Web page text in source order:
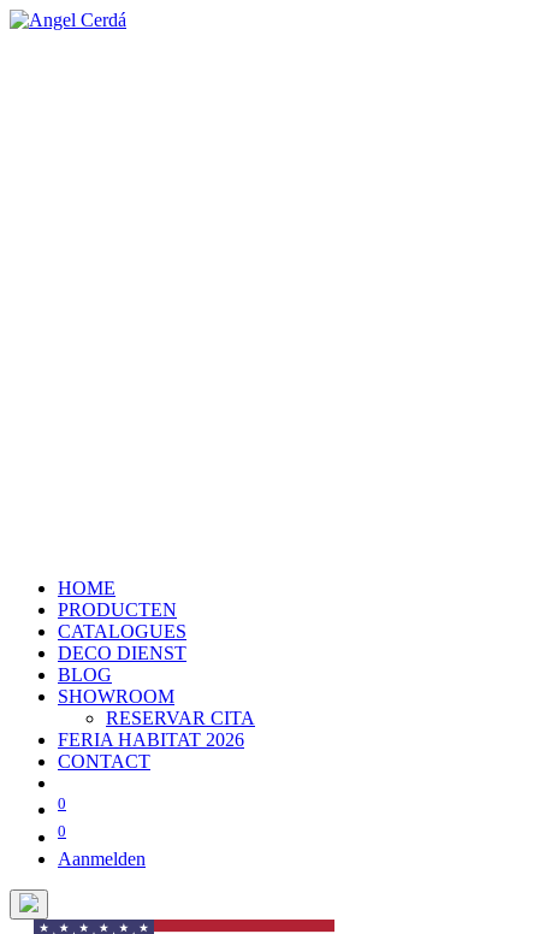
HOME
PRODUCTEN
CATALOGUES
DECO DIENST
BLOG
SHOWROOM
RESERVAR CITA
FERIA HABITAT 2026
CONTACT
0
0
Aanmelden